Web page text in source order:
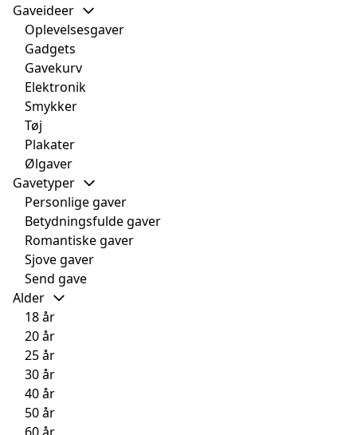
Gaveideer
Oplevelsesgaver
Gadgets
Gavekurv
Elektronik
Smykker
Tøj
Plakater
Ølgaver
Gavetyper
Personlige gaver
Betydningsfulde gaver
Romantiske gaver
Sjove gaver
Send gave
Alder
18 år
20 år
25 år
30 år
40 år
50 år